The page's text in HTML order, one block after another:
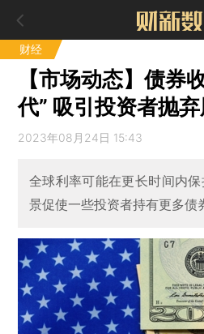
财经
【市场动态】债券
代” 吸引投资者抛
2023年08月24日 15:43
全球利率可能在更长时间内
景促使一些投资者持有更多债